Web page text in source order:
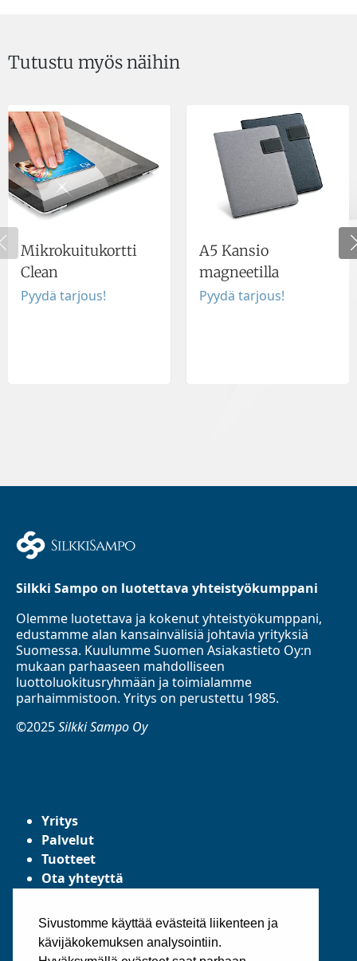
Sivustomme käyttää evästeitä liikenteen ja
kävijäkokemuksen analysointiin.
Tutustu myös näihin
Mikrokuitukortti
Clean
Pyydä tarjous!
A5 Kansio
magneetilla
Pyydä tarjous!
Silkki Sampo on luotettava yhteistyökumppani
Olemme luotettava ja kokenut yhteistyökumppani,
edustamme alan kansainvälisiä johtavia yrityksiä
Suomessa. Kuulumme Suomen Asiakastieto Oy:n
mukaan parhaaseen mahdolliseen
luottoluokitusryhmään ja toimialamme
parhaimmistoon. Yritys on perustettu 1985.
©2025Silkki Sampo Oy
Yritys
Palvelut
Tuotteet
Ota yhteyttä
Yleiset toimitusehdot